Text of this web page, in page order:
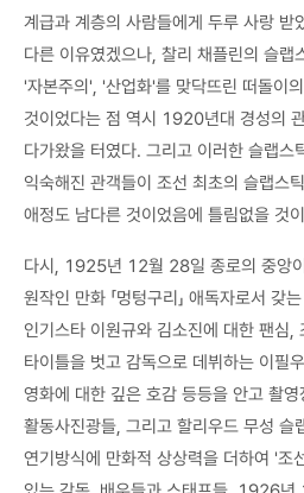
계급과 계층의 사람들에게 두루 사랑 받
다른 이유였겠으나, 찰리 채플린의 슬랩
'자본주의', '산업화'를 맞닥뜨린 떠돌이
것이었다는 점 역시 1920년대 경성의
다가왔을 터였다. 그리고 이러한 슬랩스
익숙해진 관객들이 조선 최초의 슬랩스
애정도 남다른 것이었음에 틀림없을 것
다시, 1925년 12월 28일 종로의 중앙
원작인 만화 「멍텅구리」 애독자로서 갖
인기스타 이원규와 김소진에 대한 팬심,
타이틀을 벗고 감독으로 데뷔하는 이필
영화에 대한 깊은 호감 등등을 안고 촬
활동사진광들, 그리고 할리우드 무성 슬
연기방식에 만화적 상상력을 더하여 '조